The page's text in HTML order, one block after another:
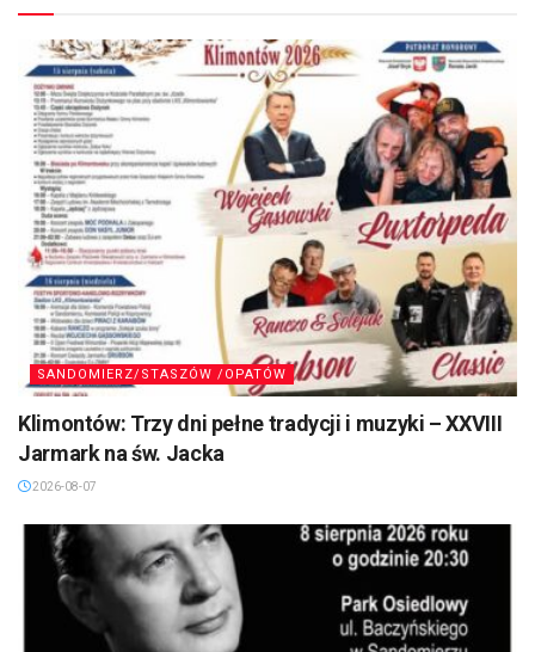
SANDOMIERZ/STASZÓW /OPATÓW
Klimontów: Trzy dni pełne tradycji i muzyki – XXVIII
Jarmark na św. Jacka
2026-08-07